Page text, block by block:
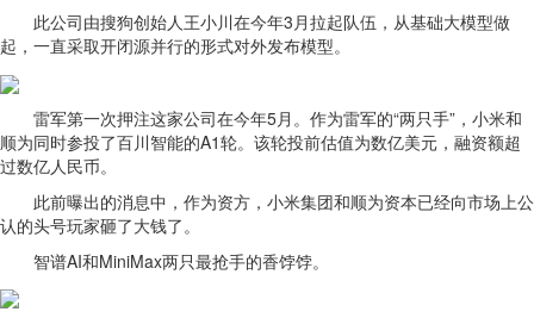
此公司由搜狗创始人王小川在今年3月拉起队伍，从基础大模型做
起，一直采取开闭源并行的形式对外发布模型。
雷军第一次押注这家公司在今年5月。作为雷军的“两只手”，小米和
顺为同时参投了百川智能的A1轮。该轮投前估值为数亿美元，融资额超
过数亿人民币。
此前曝出的消息中，作为资方，小米集团和顺为资本已经向市场上公
认的头号玩家砸了大钱了。
智谱AI和MiniMax两只最抢手的香饽饽。